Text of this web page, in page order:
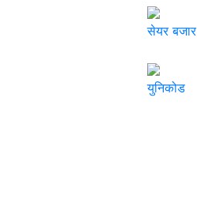
सेयर बजार
युनिकोड